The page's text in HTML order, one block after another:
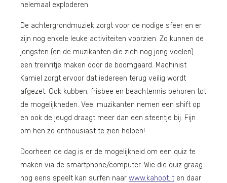
helemaal exploderen.
De achtergrondmuziek zorgt voor de nodige sfeer en er
zijn nog enkele leuke activiteiten voorzien. Zo kunnen de
jongsten (en de muzikanten die zich nog jong voelen)
een treinritje maken door de boomgaard. Machinist
Kamiel zorgt ervoor dat iedereen terug veilig wordt
afgezet. Ook kubben, frisbee en beachtennis behoren tot
de mogelijkheden. Veel muzikanten nemen een shift op
en ook de jeugd draagt meer dan een steentje bij. Fijn
om hen zo enthousiast te zien helpen!
Doorheen de dag is er de mogelijkheid om een quiz te
maken via de smartphone/computer. Wie die quiz graag
nog eens speelt kan surfen naar www.kahoot.it en daar